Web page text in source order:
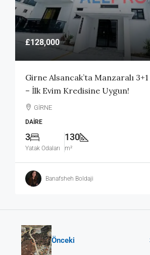
£128,000
Girne Alsancak’ta Manzaralı
– İlk Evim Kredisine Uygun!
GİRNE
DAIRE
3
Yatak Odaları
130
m²
Banafsheh Boldaji
Önceki